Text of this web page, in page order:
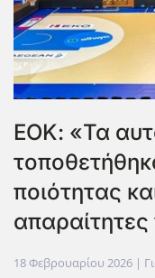
ΕΟΚ: «Τα
ποιότητας
18 Φεβρουαρίου 2026 |